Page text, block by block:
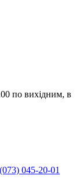
по вихідним, в
045-20-01